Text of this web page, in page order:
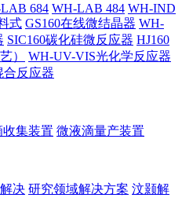
684 WH-LAB 484 WH-IND
式 GS160在线微结晶器 WH-
SIC160碳化硅微反应器 HJ160
）
WH-UV-VIS光化学反应器
反应器
集装置 微液滴量产装置
决 研究领域解决方案 汶颢解